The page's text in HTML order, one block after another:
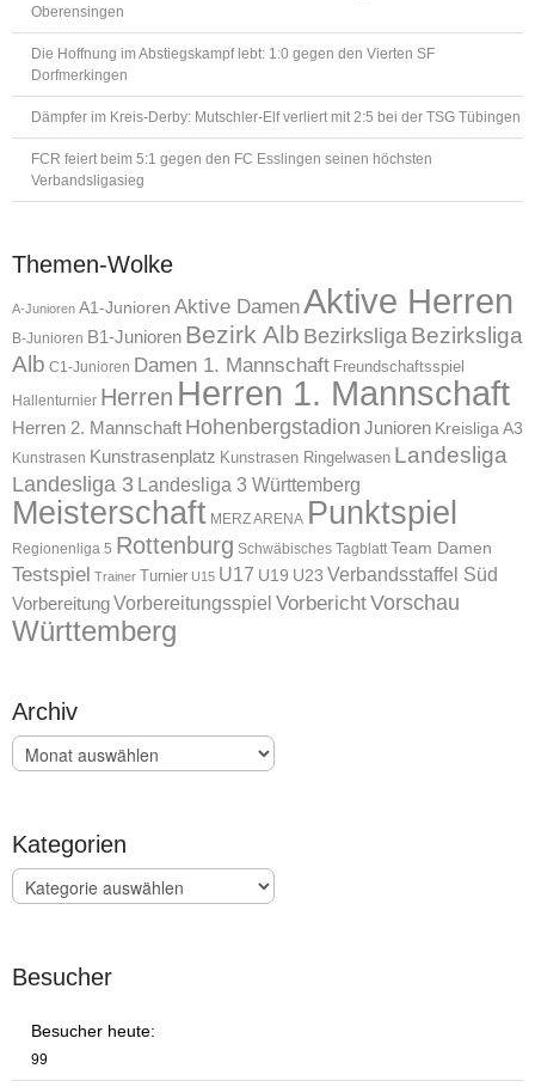
Oberensingen
Die Hoffnung im Abstiegskampf lebt: 1:0 gegen den Vierten SF
Dorfmerkingen
Dämpfer im Kreis-Derby: Mutschler-Elf verliert mit 2:5 bei der TSG Tübingen
FCR feiert beim 5:1 gegen den FC Esslingen seinen höchsten
Verbandsligasieg
Themen-Wolke
A-Junioren A1-Junioren Aktive DamenAktive Herren
B-Junioren B1-Junioren Bezirk Alb Bezirksliga Bezirksliga
Alb C1-Junioren Damen 1. Mannschaft Freundschaftsspiel
Hallenturnier Herren Herren 1. Mannschaft
Herren 2. Mannschaft Hohenbergstadion Junioren Kreisliga A3
Kunstrasen Kunstrasenplatz Kunstrasen Ringelwasen Landesliga
Landesliga 3 Landesliga 3 Württemberg
Meisterschaft MERZ ARENA Punktspiel
Regionenliga 5 Rottenburg Schwäbisches Tagblatt Team Damen
Testspiel Trainer Turnier U15 U17 U19 U23 Verbandsstaffel Süd
VorbereitungVorbereitungsspiel VorberichtVorschau
Württemberg
Archiv
Archiv
Kategorien
Kategorien
Besucher
Besucher heute:
99